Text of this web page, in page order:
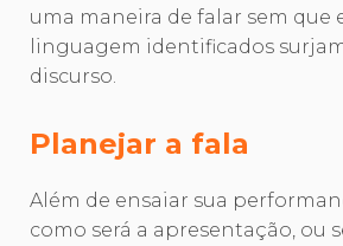
uma maneira de falar sem que
linguagem identificados
discurso.
Planejar a fala
Além de ensaiar sua
como será a apresentação, ou